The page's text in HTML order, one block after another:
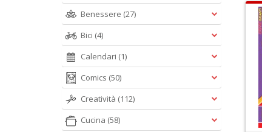
Benessere (27)
Bici (4)
Calendari (1)
Comics (50)
Creatività (112)
Cucina (58)